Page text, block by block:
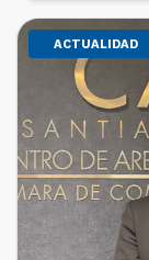
ACTUALIDAD